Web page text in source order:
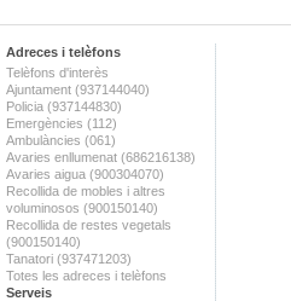
Adreces i telèfons
Telèfons d'interès
Ajuntament (937144040)
Policia (937144830)
Emergències (112)
Ambulàncies (061)
Avaries enllumenat (686216138)
Avaries aigua (900304070)
Recollida de mobles i altres
voluminosos (900150140)
Recollida de restes vegetals
(900150140)
Tanatori (937471203)
Totes les adreces i telèfons
Serveis